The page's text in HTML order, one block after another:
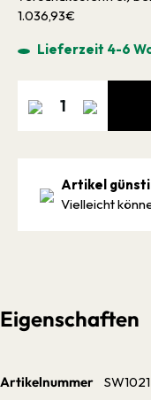
1.036,93€
Lieferzeit 4-6
Artikel
Vielleicht
Eigenschaften
Artikelnummer